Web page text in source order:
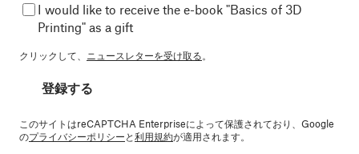
I would like to receive the e-book "Basics of 3D
Printing" as a gift
クリックして、 ニュースレターを受け取る。
登録する
このサイトはreCAPTCHA Enterpriseによって保護されており、Google
のプライバシーポリシーと利用規約が適用されます。